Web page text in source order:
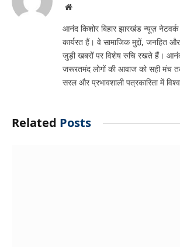
Website
आनंद किशोर बिहार झारखंड न्यूज़
कार्यरत हैं। वे सामाजिक मुद्दों, जनहित
जुड़ी खबरों पर विशेष रुचि रखते हैं।
जरूरतमंद लोगों की आवाज को सही मंच
सरल और प्रभावशाली पत्रकारिता में
Related Posts